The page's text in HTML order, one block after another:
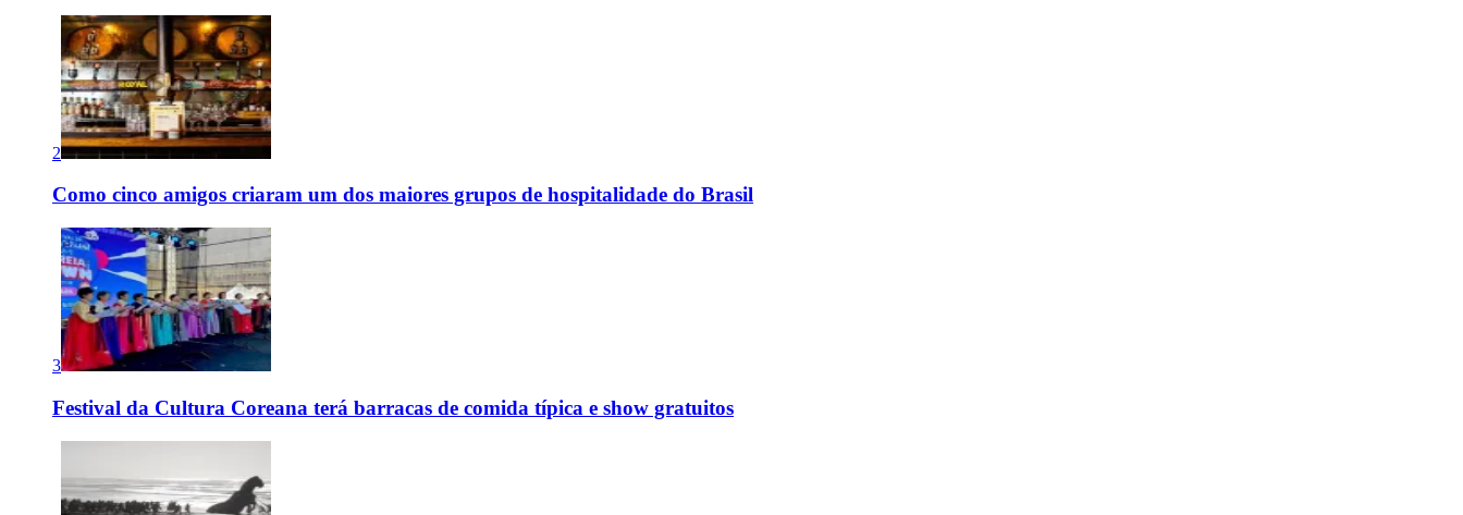
2
Como cinco amigos criaram um dos maiores grupos de hospitalidade do Brasil
3
Festival da Cultura Coreana terá barracas de comida típica e show gratuitos